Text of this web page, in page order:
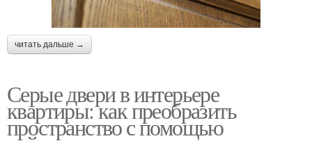
читать дальше →
Серые двери в интерьере
квартиры: как преобразить
пространство с помощью